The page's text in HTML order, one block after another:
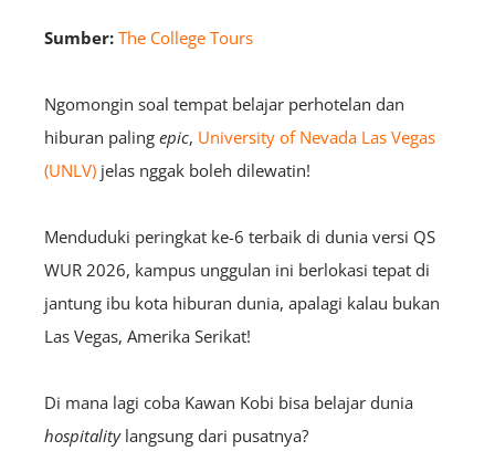
Sumber: The College Tours
Ngomongin soal tempat belajar perhotelan dan
hiburan paling epic, University of Nevada Las Vegas
(UNLV) jelas nggak boleh dilewatin!
Menduduki peringkat ke-6 terbaik di dunia versi QS
WUR 2026, kampus unggulan ini berlokasi tepat di
jantung ibu kota hiburan dunia, apalagi kalau bukan
Las Vegas, Amerika Serikat!
Di mana lagi coba Kawan Kobi bisa belajar dunia
hospitalitylangsung dari pusatnya?